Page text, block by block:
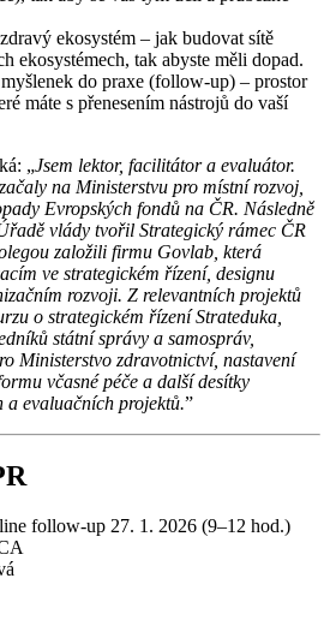
ekosystém – jak budovat sítě
ekosystémech, tak abyste měli dopad.
do praxe (follow-up) – prostor
máte s přenesením nástrojů do vaší
„Jsem lektor, facilitátor a evaluátor.
na Ministerstvu pro místní rozvoj,
Evropských fondů na ČR. Následně
vlády tvořil Strategický rámec ČR
založili firmu Govlab, která
ve strategickém řízení, designu
rozvoji. Z relevantních projektů
o strategickém řízení Strateduka,
státní správy a samospráv,
Ministerstvo zdravotnictví, nastavení
včasné péče a další desítky
evaluačních projektů.”
follow-up 27. 1. 2026 (9–12 hod.)